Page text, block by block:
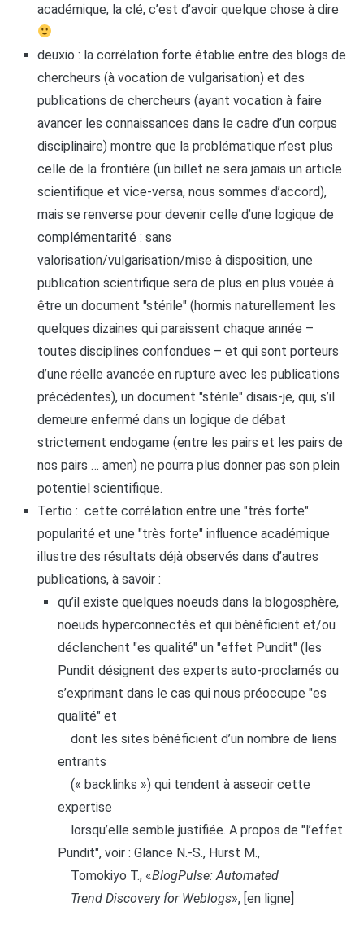
académique, la clé, c’est d’avoir quelque chose à dire
deuxio : la corrélation forte établie entre des blogs de
chercheurs (à vocation de vulgarisation) et des
publications de chercheurs (ayant vocation à faire
avancer les connaissances dans le cadre d’un corpus
disciplinaire) montre que la problématique n’est plus
celle de la frontière (un billet ne sera jamais un article
scientifique et vice-versa, nous sommes d’accord),
mais se renverse pour devenir celle d’une logique de
complémentarité : sans
valorisation/vulgarisation/mise à disposition, une
publication scientifique sera de plus en plus vouée à
être un document "stérile" (hormis naturellement les
quelques dizaines qui paraissent chaque année –
toutes disciplines confondues – et qui sont porteurs
d’une réelle avancée en rupture avec les publications
précédentes), un document "stérile" disais-je, qui, s’il
demeure enfermé dans un logique de débat
strictement endogame (entre les pairs et les pairs de
nos pairs … amen) ne pourra plus donner pas son plein
potentiel scientifique.
Tertio : cette corrélation entre une "très forte"
popularité et une "très forte" influence académique
illustre des résultats déjà observés dans d’autres
publications, à savoir :
qu’il existe quelques noeuds dans la blogosphère,
noeuds hyperconnectés et qui bénéficient et/ou
déclenchent "es qualité" un "effet Pundit" (les
Pundit désignent desexperts auto-proclamés ou
s’exprimant dans le cas qui nous préoccupe "es
qualité" et
dont les sites bénéficient d’un nombre de liens
entrants
(« backlinks ») qui tendent à asseoir cette
expertise
lorsqu’elle semble justifiée.A propos de "l’effet
Pundit", voir : Glance N.-S., Hurst M.,
Tomokiyo T., «BlogPulse: Automated
Trend Discovery for Weblogs», [en ligne]